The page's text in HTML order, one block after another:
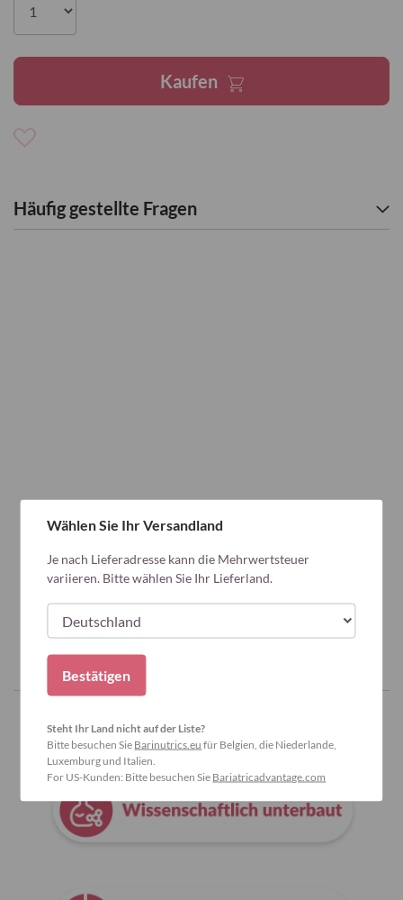
Kaufen
Häufig gestellte Fragen
Warum Bariatric Advantage wählen?
Wählen Sie Ihr Versandland
Je nach Lieferadresse kann die Mehrwertsteuer
variieren. Bitte wählen Sie Ihr Lieferland.
Bestätigen
Steht Ihr Land nicht auf der Liste?
Bitte besuchen Sie Barinutrics.eu für Belgien, die Niederlande,
Luxemburg und Italien.
For US-Kunden: Bitte besuchen Sie Bariatricadvantage.com